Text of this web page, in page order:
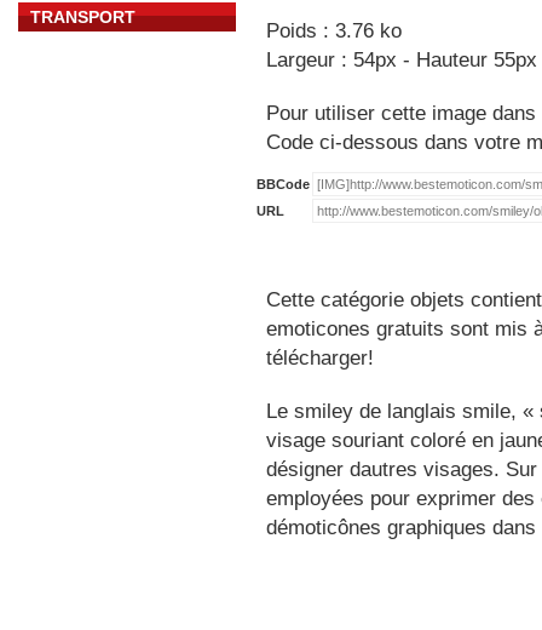
TRANSPORT
Poids : 3.76 ko
Largeur : 54px - Hauteur 55px
Pour utiliser cette image
Code ci-dessous dans votre
BBCode
URL
Cette catégorie objets
emoticones gratuits sont mis
télécharger!
Le smiley de langlais smile,
visage souriant coloré en
désigner dautres visages.
employées pour exprimer
démoticônes graphiques